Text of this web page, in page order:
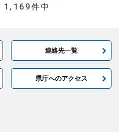
件中
連絡先一覧
県庁へのアクセス